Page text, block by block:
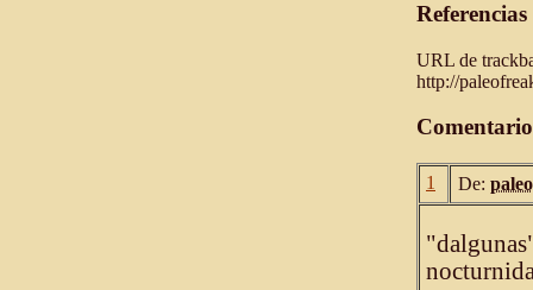
URL de
http://
1 De: